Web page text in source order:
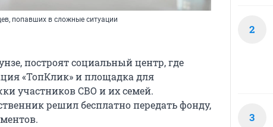
попавших в сложные ситуации
построят социальный центр, где
«ТопКлик» и площадка для
участников СВО и их семей.
решил бесплатно передать фонду,
2
3